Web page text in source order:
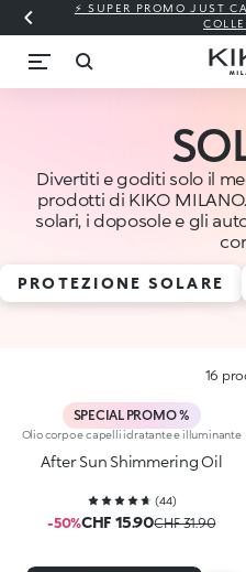
⚡ SUPER PROMO JUST
Divertiti e goditi solo il
prodotti di KIKO
solari, i doposole e gli
PROTEZIONE SOLARE
16
SPECIAL PROMO %
Olio corpo e capelli idratante e illuminante
After Sun Shimmering Oil
(44)
-50%CHF 15.90CHF 31.90